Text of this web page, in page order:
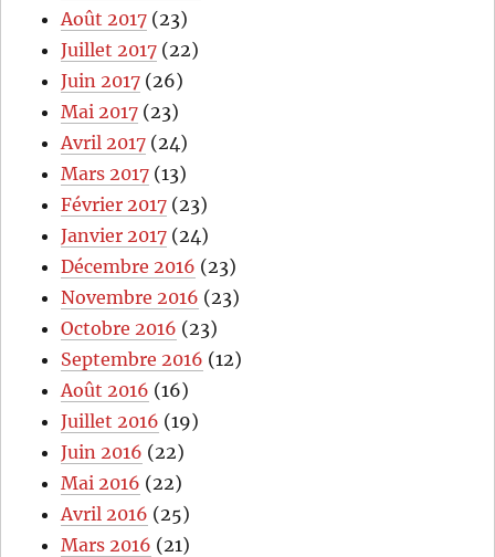
Août 2017 (23)
Juillet 2017 (22)
Juin 2017 (26)
Mai 2017 (23)
Avril 2017 (24)
Mars 2017 (13)
Février 2017 (23)
Janvier 2017 (24)
Décembre 2016 (23)
Novembre 2016 (23)
Octobre 2016 (23)
Septembre 2016 (12)
Août 2016 (16)
Juillet 2016 (19)
Juin 2016 (22)
Mai 2016 (22)
Avril 2016 (25)
Mars 2016 (21)